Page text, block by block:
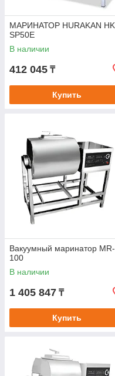
МАРИНАТОР HURAKAN
SP50E
В наличии
412 045 ₸
Купить
Вакуумный маринатор MR-
100
В наличии
1 405 847 ₸
Купить